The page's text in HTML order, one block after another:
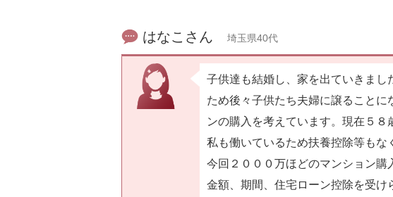
はなこさん 埼玉県40代
子供達も結婚し、家を出ていきまし
ため後々子供たち夫婦に譲ることに
ンの購入を考えています。現在５８
私も働いているため扶養控除等もな
今回２０００万ほどのマンション
金額、期間、住宅ローン控除を受け